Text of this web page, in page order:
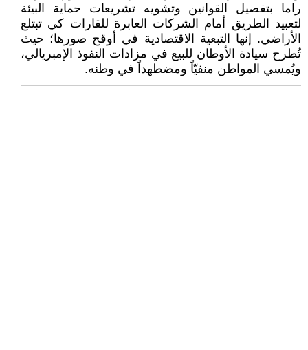
راما بتفصيل القوانين وتشويه تشريعات حماية البيئة
لتعبيد الطريق أمام الشركات العابرة للقارات كي تبتلع
الأراضي. إنها التبعية الاقتصادية في أوقح صورها؛ حيث
تُطرح سيادة الأوطان للبيع في مزادات النفوذ الإمبريالي،
ويُمسي المواطن منفيّاً ومضطهداً في وطنه.